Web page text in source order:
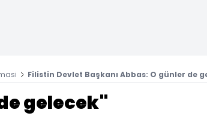
Filistin Devlet Başkanı Abbas: O günler de
gelecek"